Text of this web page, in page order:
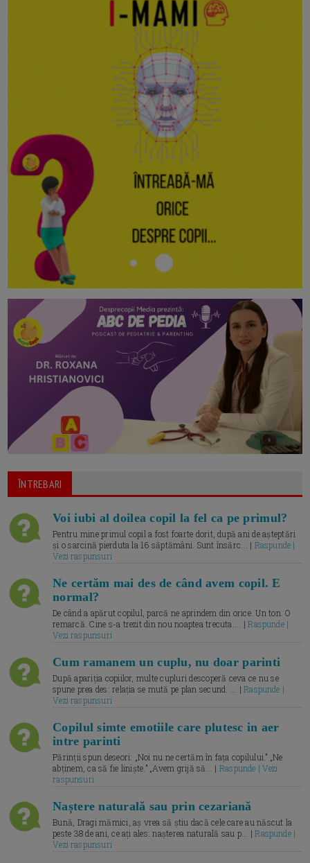
ÎNTREBARI
Voi iubi al doilea copil la fel ca pe primul?
Pentru mine primul copil a fost foarte dorit, după ani de așteptări
și o sarcină pierduta la 16 săptămâni. Sunt însărc... | Raspunde |
Vezi raspunsuri
Ne certăm mai des de când avem copil. E
normal?
De când a apărut copilul, parcă ne aprindem din orice. Un ton. O
remarcă. Cine s-a trezit din nou noaptea trecuta.... |Raspunde |
Vezi raspunsuri
Cum ramanem un cuplu, nu doar parinti
După apariția copiilor, multe cupluri descoperă ceva ce nu se
spune prea des: relația se mută pe plan secund. ... |Raspunde |
Vezi raspunsuri
Copilul simte emotiile care plutesc in aer
intre parinti
Părinții spun deseori: „Noi nu ne certăm în fața copilului.” „Ne
abținem, ca să fie liniște.” „Avem grijă să... | Raspunde | Vezi
raspunsuri
Naștere naturală sau prin cezariană
Bună, Dragi mămici, aș vrea să știu dacă cele care au născut la
peste 38 de ani, ce ați ales: nașterea naturală sau p... |Raspunde |
Vezi raspunsuri